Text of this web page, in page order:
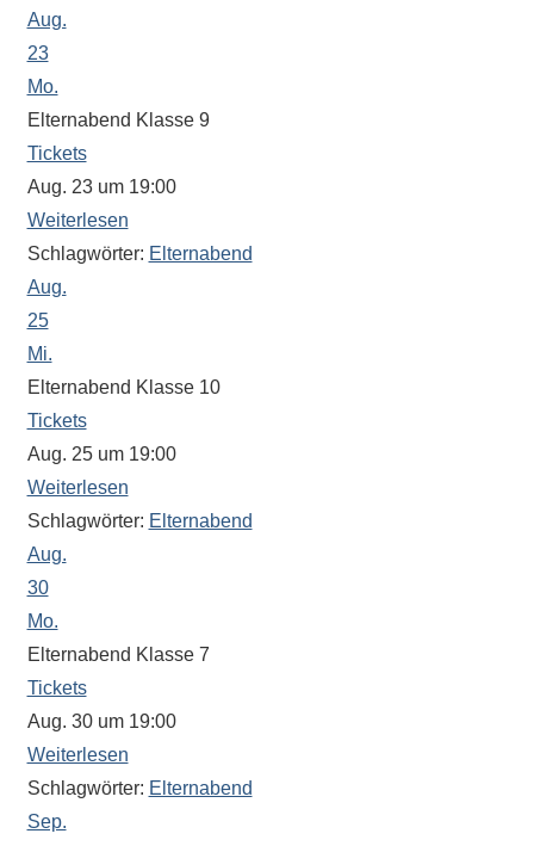
jeder
Seite
Suche
zur
Verfügung.
Aug.
23
Mo.
Elternabend Klasse 9
Tickets
Aug. 23 um 19:00
Weiterlesen
Schlagwörter: Elternabend
Aug.
25
Mi.
Elternabend Klasse 10
Tickets
Aug. 25 um 19:00
Weiterlesen
Schlagwörter: Elternabend
Aug.
30
Mo.
Elternabend Klasse 7
Tickets
Aug. 30 um 19:00
Weiterlesen
Schlagwörter: Elternabend
Sep.